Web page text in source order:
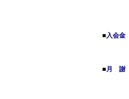
■入会金
■月 謝